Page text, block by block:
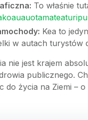
To właśnie
Kea to
w autach turystów
nie jest krajem
publicznego.
do życia na Ziemi –